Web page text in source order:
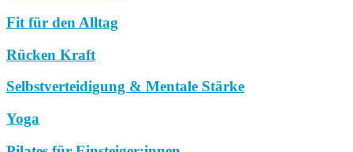
Fit für den Alltag
Rücken Kraft
Selbstverteidigung & Mentale Stärke
Yoga